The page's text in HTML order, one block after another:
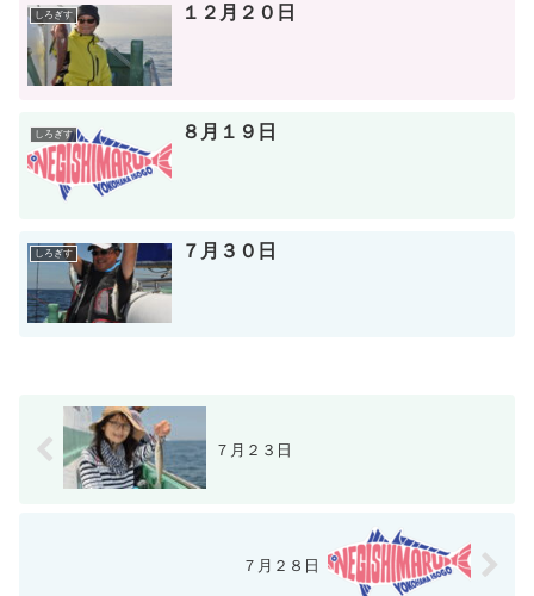
しろぎす １２月２０日
しろぎす ８月１９日
しろぎす ７月３０日
７月２３日
７月２８日